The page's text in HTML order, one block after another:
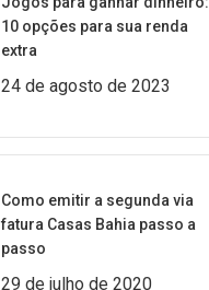
10 opções para sua renda
extra
24 de agosto de 2023
Como emitir a segunda via
fatura Casas Bahia passo a
passo
29 de julho de 2020